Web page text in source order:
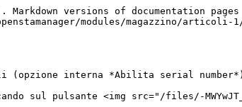
versions of documentation
modules/magazzino/
interna *Abilita serial
pulsante <img src="/files/-